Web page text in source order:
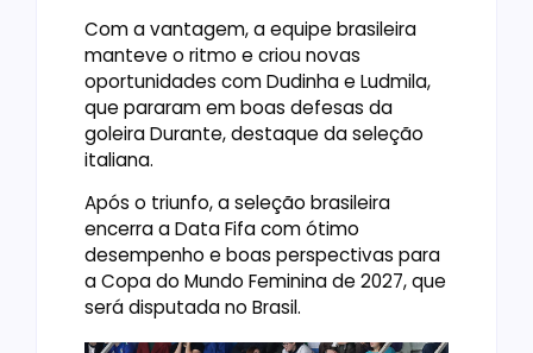
Com a vantagem, a equipe brasileira
manteve o ritmo e criou novas
oportunidades com Dudinha e Ludmila,
que pararam em boas defesas da
goleira Durante, destaque da seleção
italiana.
Após o triunfo, a seleção brasileira
encerra a Data Fifa com ótimo
desempenho e boas perspectivas para
a Copa do Mundo Feminina de 2027, que
será disputada no Brasil.